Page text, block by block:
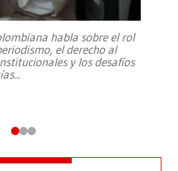
habla sobre el rol
el derecho al
y los desafíos
...